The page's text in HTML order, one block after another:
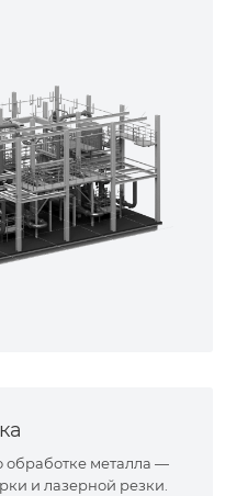
обработке металла —
и лазерной резки.